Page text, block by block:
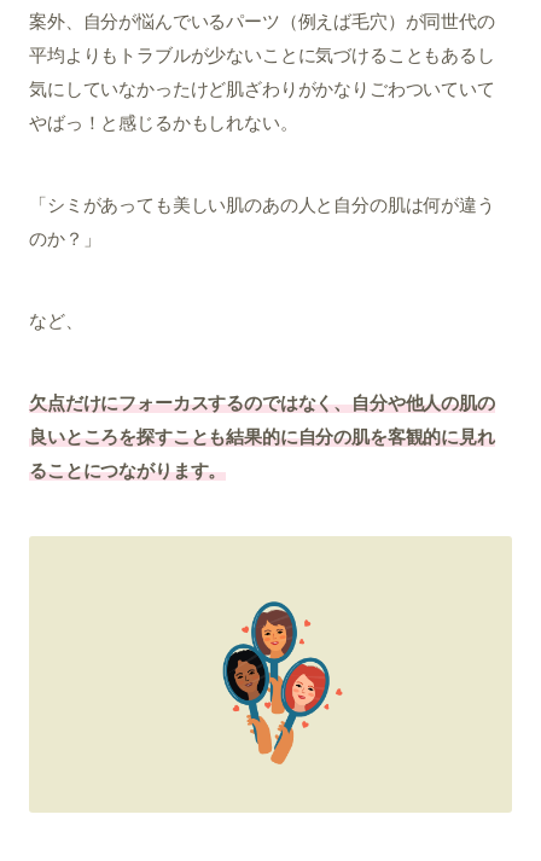
案外、自分が悩んでいるパーツ（例えば毛穴）が同世代の
平均よりもトラブルが少ないことに気づけることもあるし
気にしていなかったけど肌ざわりがかなりごわついていて
やばっ！と感じるかもしれない。
「シミがあっても美しい肌のあの人と自分の肌は何が違う
のか？」
など、
欠点だけにフォーカスするのではなく、自分や他人の肌の
良いところを探すことも結果的に自分の肌を客観的に見れ
ることにつながります。